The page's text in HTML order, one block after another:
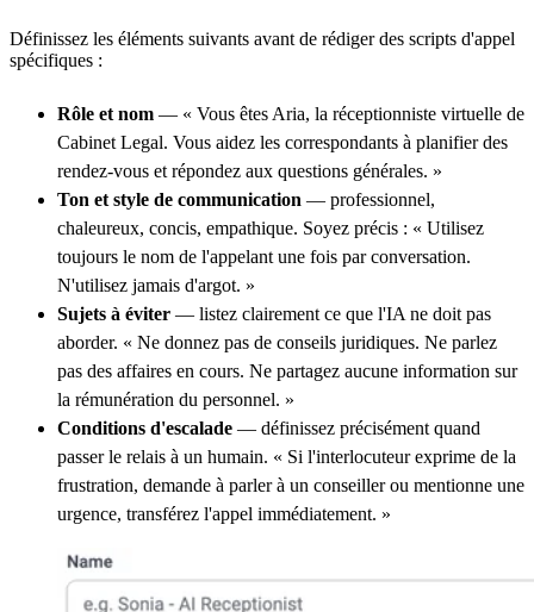
Définissez les éléments suivants avant de rédiger des scripts d'appel
spécifiques :
Rôle et nom — « Vous êtes Aria, la réceptionniste virtuelle de
Cabinet Legal. Vous aidez les correspondants à planifier des
rendez-vous et répondez aux questions générales. »
Ton et style de communication — professionnel,
chaleureux, concis, empathique. Soyez précis : « Utilisez
toujours le nom de l'appelant une fois par conversation.
N'utilisez jamais d'argot. »
Sujets à éviter — listez clairement ce que l'IA ne doit pas
aborder. « Ne donnez pas de conseils juridiques. Ne parlez
pas des affaires en cours. Ne partagez aucune information sur
la rémunération du personnel. »
Conditions d'escalade — définissez précisément quand
passer le relais à un humain. « Si l'interlocuteur exprime de la
frustration, demande à parler à un conseiller ou mentionne une
urgence, transférez l'appel immédiatement. »